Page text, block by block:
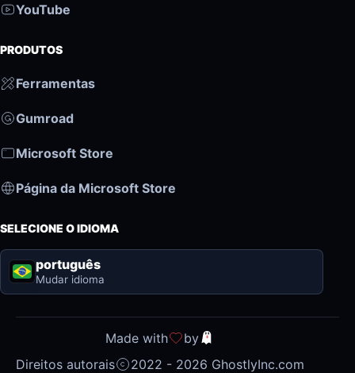
YouTube
PRODUTOS
Ferramentas
Gumroad
Microsoft Store
Página da Microsoft Store
SELECIONE O IDIOMA
português
Mudar idioma
Made with
by
Direitos autorais
2022 - 2026 GhostlyInc.com